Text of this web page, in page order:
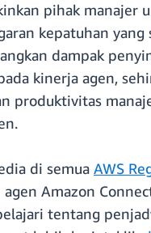
pihak manajer
kepatuhan yang
dampak
kinerja agen,
produktivitas
di semua AWS
Amazon
tentang